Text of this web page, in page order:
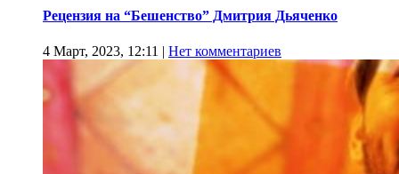
Рецензия на “Бешенство” Дмитрия Дьяченко
4 Март, 2023, 12:11 | Нет комментариев